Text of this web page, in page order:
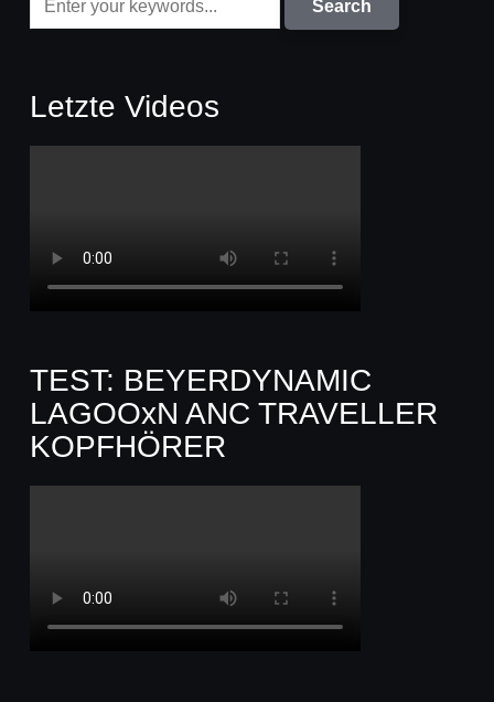
Letzte Videos
TEST: BEYERDYNAMIC
LAGOOxN ANC TRAVELLER
KOPFHÖRER